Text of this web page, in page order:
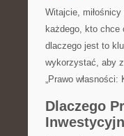
Witajcie,
każdego, kto chce
dlaczego ​jest to
wykorzystać, aby
„Prawo
Dlaczego